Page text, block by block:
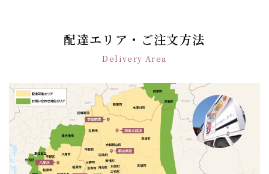
ン
配達エリア・ご注文方法
Delivery Area